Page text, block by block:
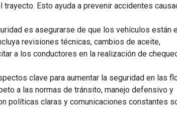
Esto ayuda a prevenir accidentes
es asegurarse de que los vehículos están
revisiones técnicas, cambios de aceite,
a los conductores en la realización de
clave para aumentar la seguridad en las
a las normas de tránsito, manejo defensivo y
políticas claras y comunicaciones constantes